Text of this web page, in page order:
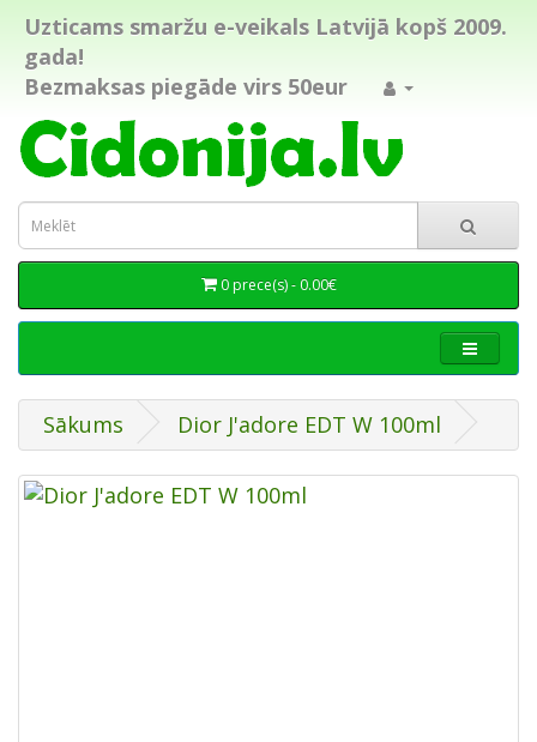
Uzticams smaržu e-veikals Latvijā kopš 2009.
gada!
Bezmaksas piegāde virs 50eur
0 prece(s) - 0.00€
Sākums Dior J'adore EDT W 100ml